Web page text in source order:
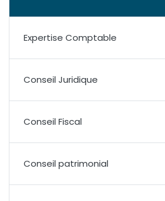
Expertise Comptable
Conseil Juridique
Conseil Fiscal
Conseil patrimonial